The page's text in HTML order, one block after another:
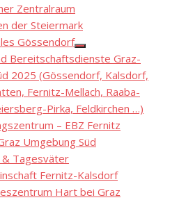
Zentralraum
der Steiermark
Gössendorf
Show
sub
menu
Bereitschaftsdienste Graz-
2025 (Gössendorf, Kalsdorf,
Fernitz-Mellach, Raaba-
Pirka, Feldkirchen …)
– EBZ Fernitz
Umgebung Süd
Tagesväter
Fernitz-Kalsdorf
Hart bei Graz